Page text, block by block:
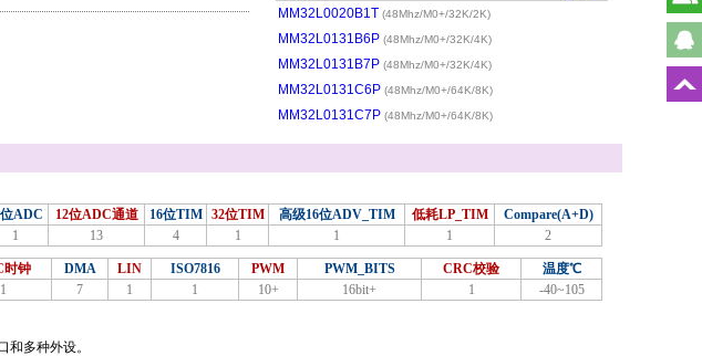
MM32L0020B1T (48Mhz/M0+/32K/2K)
MM32L0131B6P (48Mhz/M0+/32K/4K)
MM32L0131B7P (48Mhz/M0+/32K/4K)
MM32L0131C6P (48Mhz/M0+/64K/8K)
MM32L0131C7P (48Mhz/M0+/64K/8K)
ADC 12位ADC通道 16位TIM 32位TIM 高级16位ADV_TIM 低耗LP_TIM
Compare(A+D)
1 13 4 1 1 1 2
时钟 DMA LIN ISO7816 PWM PWM_BITS CRC校验
温度℃
1 7 1 1 10+ 16bit+ 1 -40~105
多种外设。